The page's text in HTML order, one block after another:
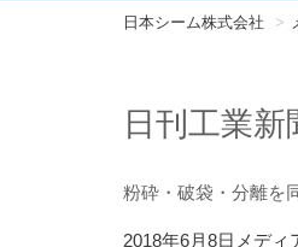
日本シーム株式会社
日刊工業
粉砕・破袋・分離を
投
2018年6月8日 カ
メディ